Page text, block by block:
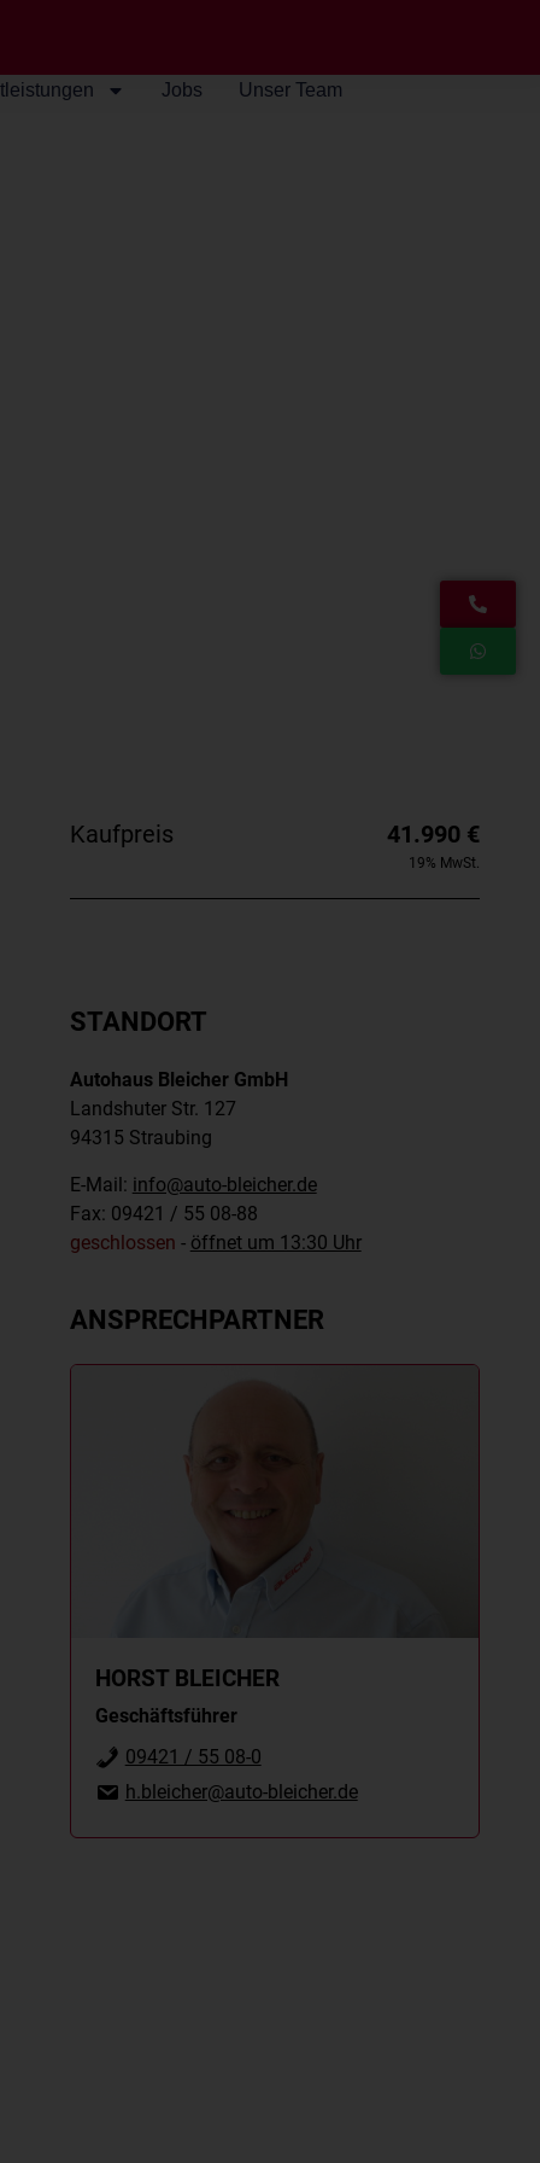
Jobs Unser Team
Kaufpreis 41.990 €
19% MwSt.
STANDORT
Autohaus Bleicher GmbH
Landshuter Str. 127
94315 Straubing
E-Mail: info@auto-bleicher.de
Fax: 09421 / 55 08-88
geschlossen - öffnet um 13:30 Uhr
ANSPRECHPARTNER
HORST BLEICHER
Geschäftsführer
09421 / 55 08-0
h.bleicher@auto-bleicher.de